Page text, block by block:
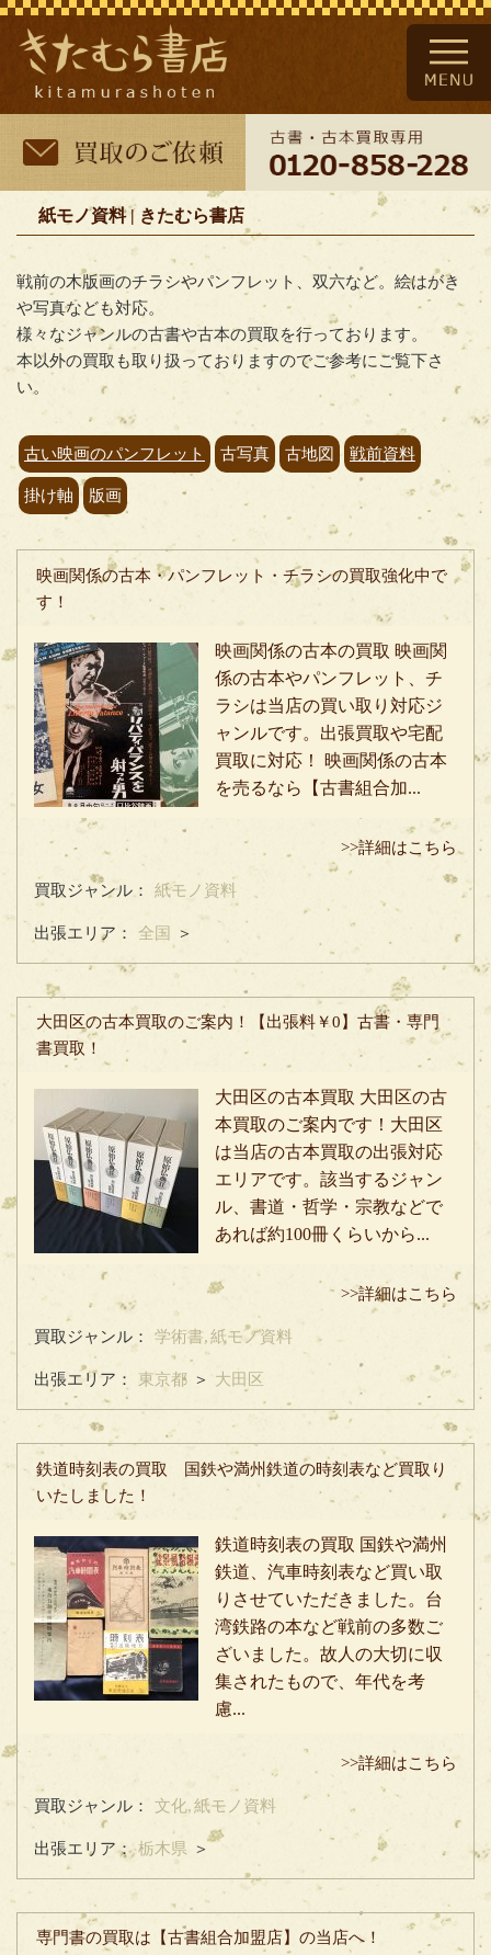
紙モノ資料 | きたむら書店
戦前の木版画のチラシやパンフレット、双六など。絵はがき
や写真なども対応。
様々なジャンルの古書や古本の買取を行っております。
本以外の買取も取り扱っておりますのでご参考にご覧下さ
い。
古い映画のパンフレット 古写真 古地図 戦前資料
掛け軸 版画
映画関係の古本・パンフレット・チラシの買取強化中で
す！
映画関係の古本の買取 映画関
係の古本やパンフレット、チ
ラシは当店の買い取り対応ジ
ャンルです。出張買取や宅配
買取に対応！ 映画関係の古本
を売るなら【古書組合加...
>>詳細はこちら
買取ジャンル： 紙モノ資料
出張エリア： 全国 ＞
大田区の古本買取のご案内！【出張料￥0】古書・専門
書買取！
大田区の古本買取 大田区の古
本買取のご案内です！大田区
は当店の古本買取の出張対応
エリアです。該当するジャン
ル、書道・哲学・宗教などで
あれば約100冊くらいから...
>>詳細はこちら
買取ジャンル： 学術書,紙モノ資料
出張エリア： 東京都 ＞ 大田区
鉄道時刻表の買取 国鉄や満州鉄道の時刻表など買取り
いたしました！
鉄道時刻表の買取 国鉄や満州
鉄道、汽車時刻表など買い取
りさせていただきました。台
湾鉄路の本など戦前の多数ご
ざいました。故人の大切に収
集されたもので、年代を考
慮...
>>詳細はこちら
買取ジャンル： 文化,紙モノ資料
出張エリア：栃木県 ＞
専門書の買取は【古書組合加盟店】の当店へ！